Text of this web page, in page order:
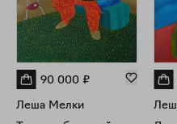
90 000 ₽
Леша Мелки